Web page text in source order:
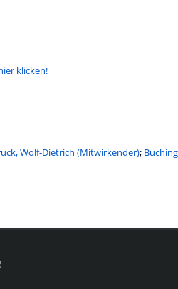
klicken!
Wolf-Dietrich (Mitwirkender);